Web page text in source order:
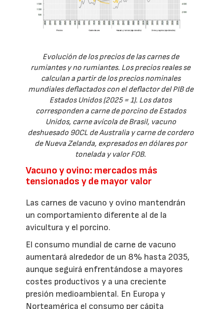
Evolución de los precios de las carnes de
rumiantes y no rumiantes. Los precios reales se
calculan a partir de los precios nominales
mundiales deflactados con el deflactor del PIB de
Estados Unidos (2025 = 1). Los datos
corresponden a carne de porcino de Estados
Unidos, carne avícola de Brasil, vacuno
deshuesado 90CL de Australia y carne de cordero
de Nueva Zelanda, expresados en dólares por
tonelada y valor FOB.
Vacuno y ovino: mercados más
tensionados y de mayor valor
Las carnes de vacuno y ovino mantendrán
un comportamiento diferente al de la
avicultura y el porcino.
El consumo mundial de carne de vacuno
aumentará alrededor de un 8% hasta 2035,
aunque seguirá enfrentándose a mayores
costes productivos y a una creciente
presión medioambiental. En Europa y
Norteamérica el consumo per cápita